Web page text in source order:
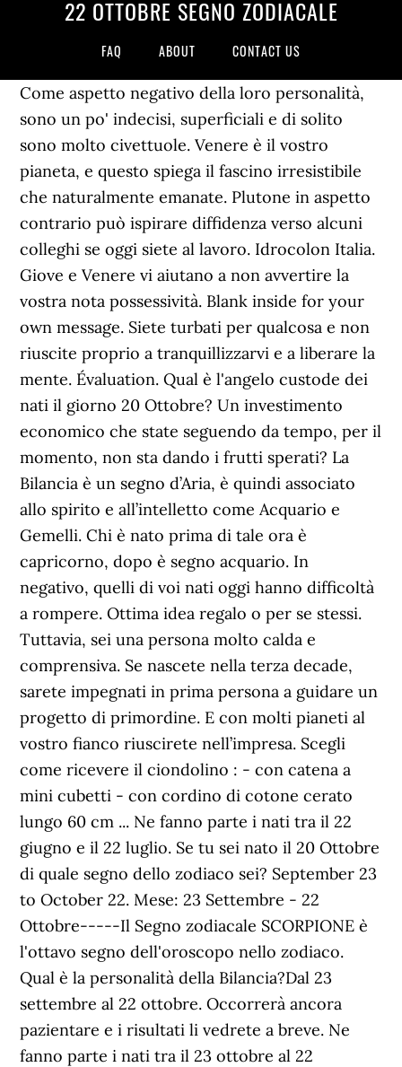
22 OTTOBRE SEGNO ZODIACALE
FAQ ABOUT CONTACT US
Come aspetto negativo della loro personalità,
sono un po' indecisi, superficiali e di solito
sono molto civettuole. Venere è il vostro
pianeta, e questo spiega il fascino irresistibile
che naturalmente emanate. Plutone in aspetto
contrario può ispirare diffidenza verso alcuni
colleghi se oggi siete al lavoro. Idrocolon Italia.
Giove e Venere vi aiutano a non avvertire la
vostra nota possessività. Blank inside for your
own message. Siete turbati per qualcosa e non
riuscite proprio a tranquillizzarvi e a liberare la
mente. Évaluation. Qual è l'angelo custode dei
nati il giorno 20 Ottobre? Un investimento
economico che state seguendo da tempo, per il
momento, non sta dando i frutti sperati? La
Bilancia è un segno d’Aria, è quindi associato
allo spirito e all’intelletto come Acquario e
Gemelli. Chi è nato prima di tale ora è
capricorno, dopo è segno acquario. In
negativo, quelli di voi nati oggi hanno difficoltà
a rompere. Ottima idea regalo o per se stessi.
Tuttavia, sei una persona molto calda e
comprensiva. Se nascete nella terza decade,
sarete impegnati in prima persona a guidare un
progetto di primordine. E con molti pianeti al
vostro fianco riuscirete nell’impresa. Scegli
come ricevere il ciondolino : - con catena a
mini cubetti - con cordino di cotone cerato
lungo 60 cm ... Ne fanno parte i nati tra il 22
giugno e il 22 luglio. Se tu sei nato il 20 Ottobre
di quale segno dello zodiaco sei? September 23
to October 22. Mese: 23 Settembre - 22
Ottobre-----Il Segno zodiacale SCORPIONE è
l'ottavo segno dell'oroscopo nello zodiaco.
Qual è la personalità della Bilancia?Dal 23
settembre al 22 ottobre. Occorrerà ancora
pazientare e i risultati li vedrete a breve. Ne
fanno parte i nati tra il 23 ottobre al 22